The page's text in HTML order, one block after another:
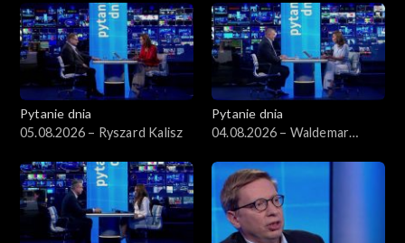
Pytanie dnia
05.08.2026 – Ryszard Kalisz
Pytanie dnia
04.08.2026 – Waldemar